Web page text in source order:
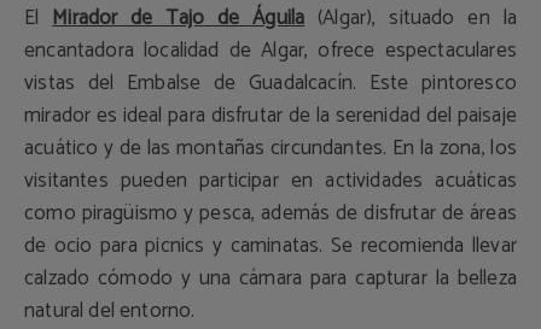
ElMirador de Tajo de Águila(Algar), situado en la
encantadora localidad de Algar, ofrece espectaculares
vistas del Embalse de Guadalcacín. Este pintoresco
mirador es ideal para disfrutar de la serenidad del paisaje
acuático y de las montañas circundantes. En la zona, los
visitantes pueden participar en actividades acuáticas
como piragüismo y pesca, además de disfrutar de áreas
de ocio para picnics y caminatas. Se recomienda llevar
calzado cómodo y una cámara para capturar la belleza
natural del entorno.